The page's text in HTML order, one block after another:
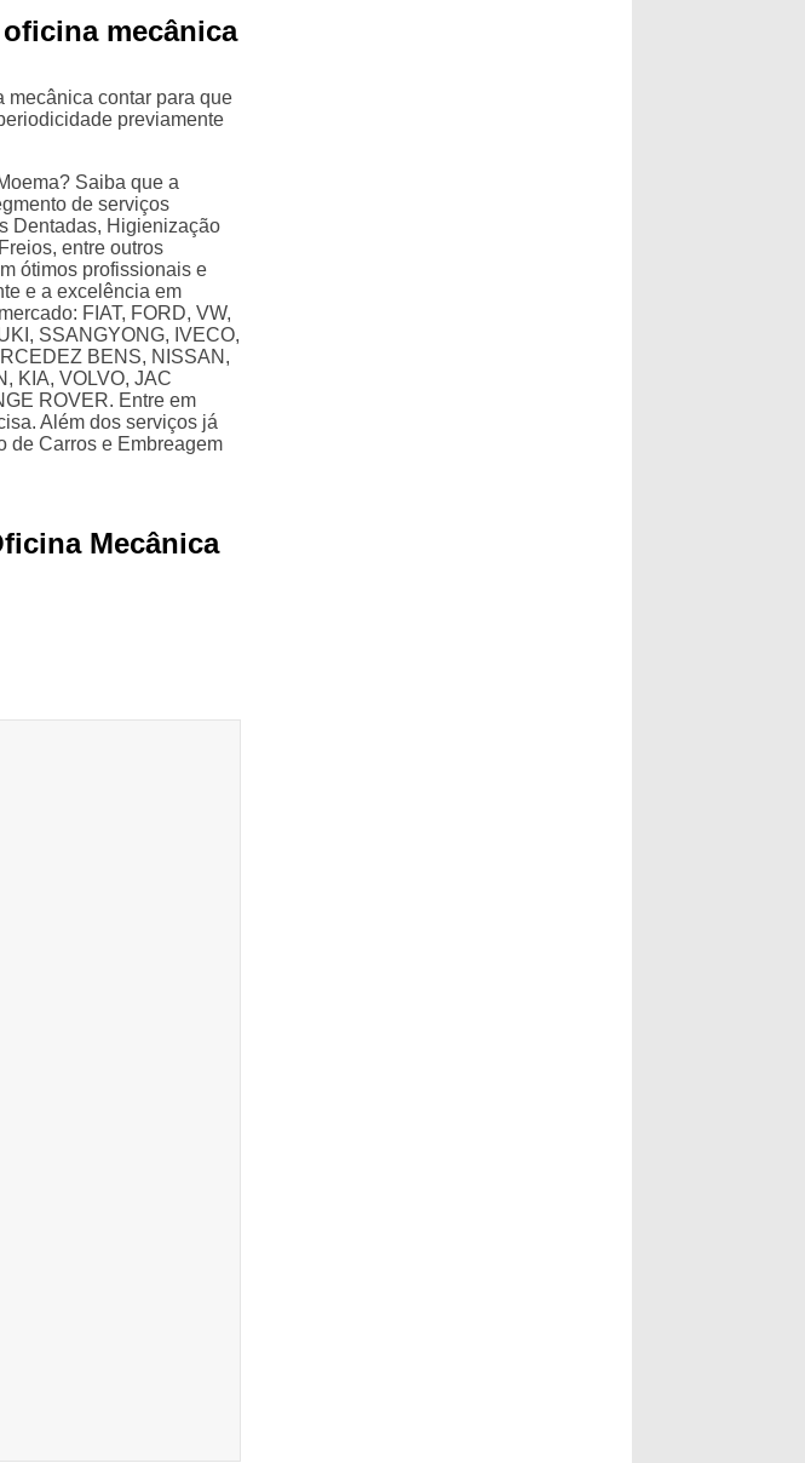
mecânica
mecânica contar para que
previamente
Saiba que a
de serviços
Dentadas, Higienização
entre outros
ótimos profissionais e
e a excelência em
FIAT, FORD, VW,
SSANGYONG, IVECO,
BENS, NISSAN,
KIA, VOLVO, JAC
ROVER. Entre em
Além dos serviços já
de Carros e Embreagem
Mecânica